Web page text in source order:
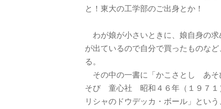
と！東大の工学部のご出身とか！
わが娘が小さいときに、娘自身の
が出ているので自分で買ったものな
る。
その中の一書に「かこさとし あ
そび 童心社 昭和４６年（１９７１
リシャのドウデッカ・ボール」とい